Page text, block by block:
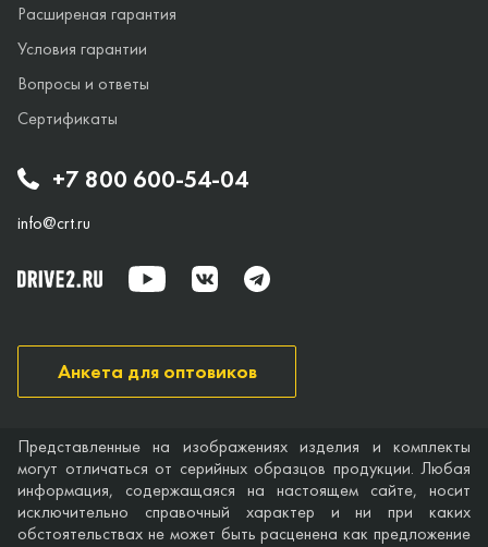
+7 800 600-54-04
info@crt.ru
Расширеная гарантия
Условия гарантии
Вопросы и ответы
Сертификаты
Анкета для оптовиков
Представленные на изображениях изделия и комплекты
могут отличаться от серийных образцов продукции. Любая
информация, содержащаяся на настоящем сайте, носит
исключительно справочный характер и ни при каких
обстоятельствах не может быть расценена как предложение